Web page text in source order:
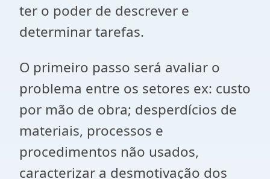
ter o poder de descrever e
determinar tarefas.
O primeiro passo será avaliar o
problema entre os setores ex: custo
por mão de obra; desperdícios de
materiais, processos e
procedimentos não usados,
caracterizar a desmotivação dos